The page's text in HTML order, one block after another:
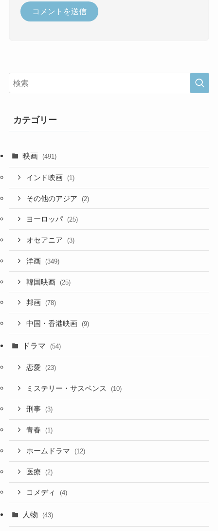
カテゴリー
映画 (491)
インド映画 (1)
その他のアジア (2)
ヨーロッパ (25)
オセアニア (3)
洋画 (349)
韓国映画 (25)
邦画 (78)
中国・香港映画 (9)
ドラマ (54)
恋愛 (23)
ミステリー・サスペンス (10)
刑事 (3)
青春 (1)
ホームドラマ (12)
医療 (2)
コメディ (4)
人物 (43)